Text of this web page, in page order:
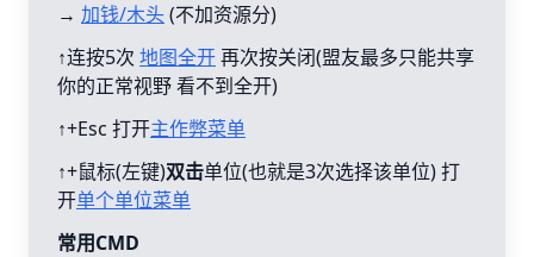
→ 加钱/木头(不加资源分)
↑连按5次 地图全开再次按关闭(盟友最多只能共享
你的正常视野 看不到全开)
↑+Esc 打开主作弊菜单
↑+鼠标(左键)双击单位(也就是3次选择该单位) 打
开单个单位菜单
常用CMD